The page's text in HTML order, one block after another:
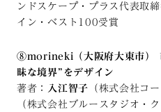
ンドスケープ・プラス代表取
イン・ベスト100受賞
⑧morineki（大阪府大東市）
昧な境界”をデザイン
著者：
入江智子 （株式会社コ
（株式会社ブルースタジオ・